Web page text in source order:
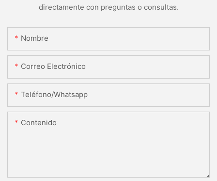
directamente con preguntas o consultas.
Nombre
Correo Electrónico
Teléfono/whatsapp
Contenido